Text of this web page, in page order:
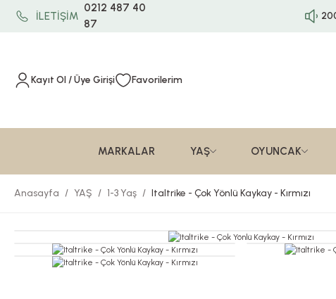
İLETİŞİM
0212 487 40
87
Kayıt Ol / Üye Girişi Favorilerim
MARKALAR YAŞ OYUNCAK
Anasayfa YAŞ 1-3 Yaş Italtrike - Çok Yönlü Kaykay - Kırmızı